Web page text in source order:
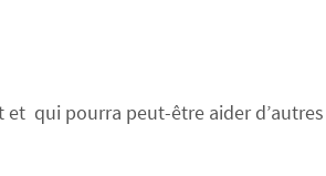
qui pourra peut-être aider d’autres